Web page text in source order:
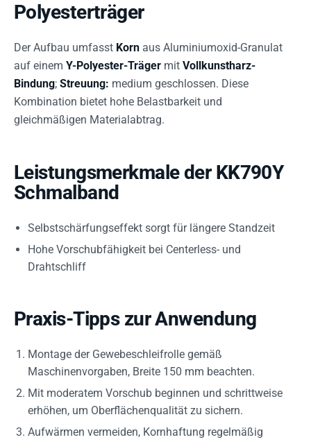
Polyesterträger
Der Aufbau umfasst Korn aus Aluminiumoxid-Granulat
auf einem Y-Polyester-Träger mit Vollkunstharz-
Bindung; Streuung: medium geschlossen. Diese
Kombination bietet hohe Belastbarkeit und
gleichmäßigen Materialabtrag.
Leistungsmerkmale der KK790Y
Schmalband
Selbstschärfungseffekt sorgt für längere Standzeit
Hohe Vorschubfähigkeit bei Centerless- und
Drahtschliff
Praxis-Tipps zur Anwendung
Montage der Gewebeschleifrolle gemäß
Maschinenvorgaben, Breite 150 mm beachten.
Mit moderatem Vorschub beginnen und schrittweise
erhöhen, um Oberflächenqualität zu sichern.
Aufwärmen vermeiden, Kornhaftung regelmäßig